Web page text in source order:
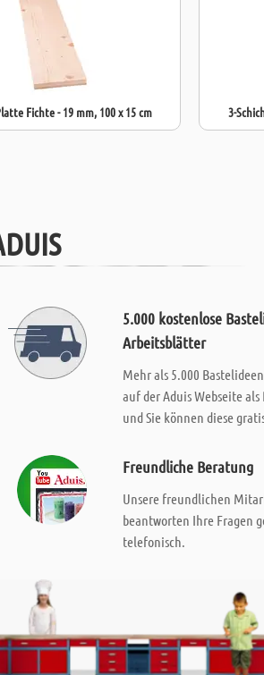
Fichte - 19 mm, 100 x 15 cm 3-
5.000 kostenlose
Arbeitsblätter
Mehr als 5.000
auf der Aduis Webseite
und Sie können diese
Freundliche Beratung
Unsere freundlichen
beantworten Ihre Fragen
telefonisch.